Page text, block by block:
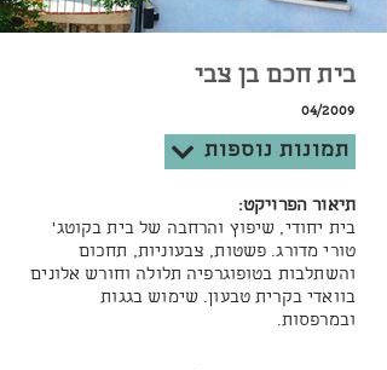
בית חכם בן צבי
04/2009
תמונות נוספות
תיאור הפרויקט:
בית יחודי, שיפוץ והרחבה של בית בקוטג'
טורי מדורג. פשטות, צבעוניות, תחכום
והשתלבות בטופוגרפיה תלולה וחורש אלונים
בוואדי בקרית טבעון.שימוש בגגות
ובמרפסות.